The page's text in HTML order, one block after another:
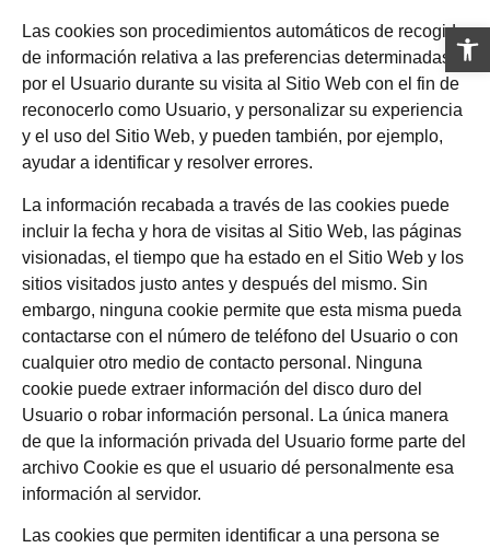
Las cookies son procedimientos automáticos de recogida
de información relativa a las preferencias determinadas
por el Usuario durante su visita al Sitio Web con el fin de
reconocerlo como Usuario, y personalizar su experiencia
y el uso del Sitio Web, y pueden también, por ejemplo,
ayudar a identificar y resolver errores.
La información recabada a través de las cookies puede
incluir la fecha y hora de visitas al Sitio Web, las páginas
visionadas, el tiempo que ha estado en el Sitio Web y los
sitios visitados justo antes y después del mismo. Sin
embargo, ninguna cookie permite que esta misma pueda
contactarse con el número de teléfono del Usuario o con
cualquier otro medio de contacto personal. Ninguna
cookie puede extraer información del disco duro del
Usuario o robar información personal. La única manera
de que la información privada del Usuario forme parte del
archivo Cookie es que el usuario dé personalmente esa
información al servidor.
Las cookies que permiten identificar a una persona se
Abrir